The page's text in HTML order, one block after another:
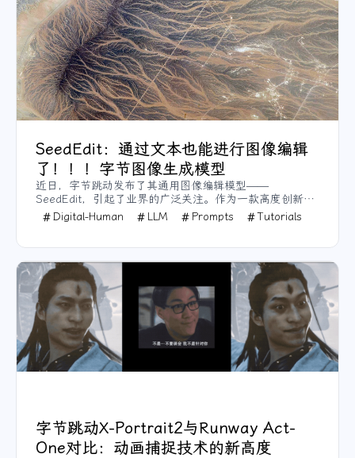
SeedEdit：通过文本也能进行图像编辑
了！！！字节图像生成模型
近日，字节跳动发布了其通用图像编辑模型——
SeedEdit，引起了业界的广泛关注。作为一款高度创新的
编辑模型，SeedEdit不仅可以生成图像，还能基于生成的
图像进行多种编辑操作，比如修图、换装、美化、风格转
Digital-Human LLM Prompts Tutorials
字节跳动X-Portrait2与Runway Act-
One对比：动画捕捉技术的新高度